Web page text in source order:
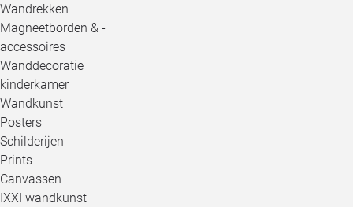
Wandrekken
Magneetborden & -
accessoires
Wanddecoratie
kinderkamer
Wandkunst
Posters
Schilderijen
Prints
Canvassen
IXXI wandkunst